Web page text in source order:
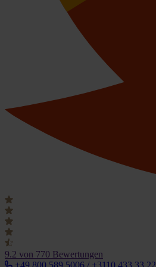
9.2 von 770 Bewertungen
+49 800 589 5006 / +3110 433 33 22